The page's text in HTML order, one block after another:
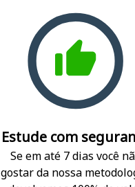
Estude com
Se em até 7 dias você
gostar da nossa